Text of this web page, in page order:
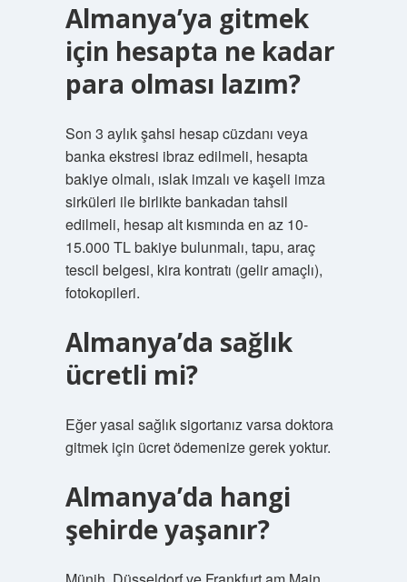
Almanya’ya gitmek
için hesapta ne kadar
para olması lazım?
Son 3 aylık şahsi hesap cüzdanı veya
banka ekstresi ibraz edilmeli, hesapta
bakiye olmalı, ıslak imzalı ve kaşeli imza
sirküleri ile birlikte bankadan tahsil
edilmeli, hesap alt kısmında en az 10-
15.000 TL bakiye bulunmalı, tapu, araç
tescil belgesi, kira kontratı (gelir amaçlı),
fotokopileri.
Almanya’da sağlık
ücretli mi?
Eğer yasal sağlık sigortanız varsa doktora
gitmek için ücret ödemenize gerek yoktur.
Almanya’da hangi
şehirde yaşanır?